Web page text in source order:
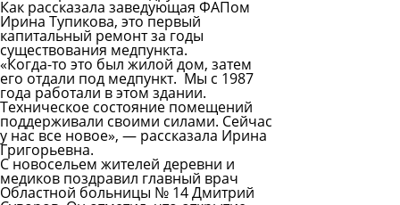
Как рассказала заведующая ФАПом
Ирина Тупикова, это первый
капитальный ремонт за годы
существования медпункта.
«Когда-то это был жилой дом, затем
его отдали под медпункт. Мы с 1987
года работали в этом здании.
Техническое состояние помещений
поддерживали своими силами. Сейчас
у нас все новое», — рассказала Ирина
Григорьевна.
С новосельем жителей деревни и
медиков поздравил главный врач
Областной больницы № 14 Дмитрий